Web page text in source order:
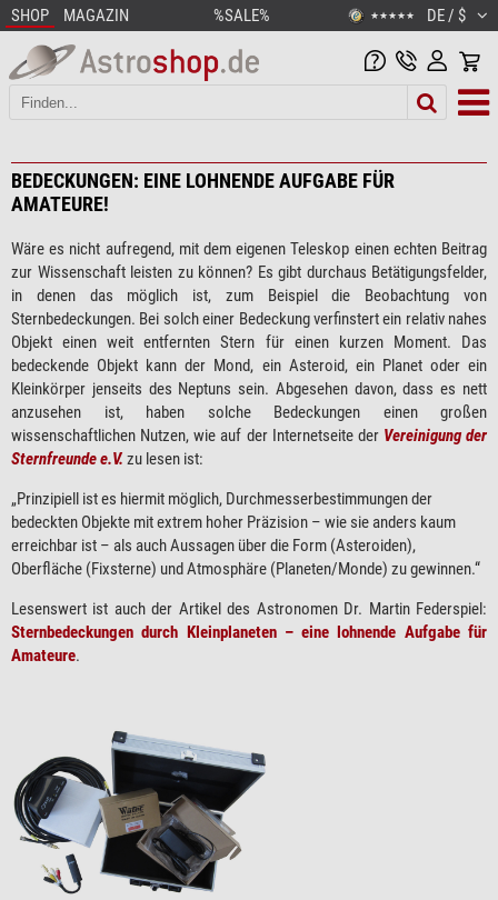
SHOP MAGAZIN %SALE% ★★★★★ DE / $
BEDECKUNGEN: EINE LOHNENDE AUFGABE FÜR
AMATEURE!
Wäre es nicht aufregend, mit dem eigenen Teleskop einen echten Beitrag
zur Wissenschaft leisten zu können? Es gibt durchaus Betätigungsfelder,
in denen das möglich ist, zum Beispiel die Beobachtung von
Sternbedeckungen. Bei solch einer Bedeckung verfinstert ein relativ nahes
Objekt einen weit entfernten Stern für einen kurzen Moment. Das
bedeckende Objekt kann der Mond, ein Asteroid, ein Planet oder ein
Kleinkörper jenseits des Neptuns sein. Abgesehen davon, dass es nett
anzusehen ist, haben solche Bedeckungen einen großen
wissenschaftlichen Nutzen, wie auf der Internetseite der Vereinigung der
Sternfreunde e.V. zu lesen ist:
„Prinzipiell ist es hiermit möglich, Durchmesserbestimmungen der
bedeckten Objekte mit extrem hoher Präzision – wie sie anders kaum
erreichbar ist – als auch Aussagen über die Form (Asteroiden),
Oberfläche (Fixsterne) und Atmosphäre (Planeten/Monde) zu gewinnen.“
Lesenswert ist auch der Artikel des Astronomen Dr. Martin Federspiel:
Sternbedeckungen durch Kleinplaneten – eine lohnende Aufgabe für
Amateure.